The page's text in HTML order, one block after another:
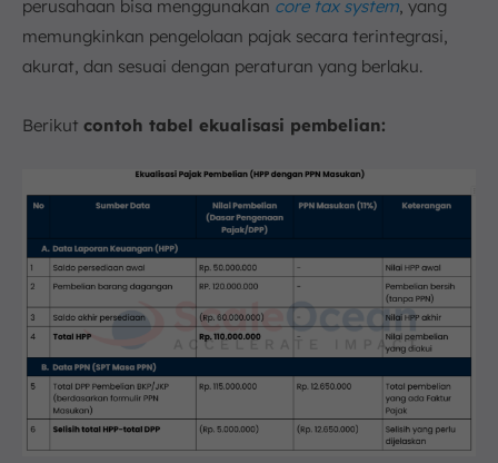
perusahaan bisa menggunakan core tax system, yang
memungkinkan pengelolaan pajak secara terintegrasi,
akurat, dan sesuai dengan peraturan yang berlaku.
Berikut contoh tabel ekualisasi pembelian: